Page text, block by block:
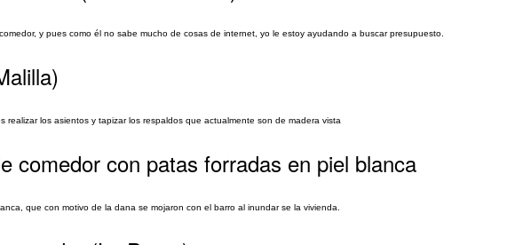
y pues como él no sabe mucho de cosas de internet, yo le estoy ayudando a buscar presupuesto.
los asientos y tapizar los respaldos que actualmente son de madera vista
comedor con patas forradas en piel blanca
que con motivo de la dana se mojaron con el barro al inundar se la vivienda.